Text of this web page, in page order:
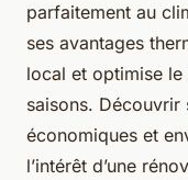
parfaitement au
ses avantages
local et optimise
saisons. Découvrir
économiques et
l’intérêt d’une